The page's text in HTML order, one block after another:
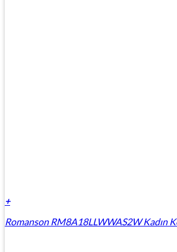
+
Romanson RM8A18LLWWAS2W Kadın